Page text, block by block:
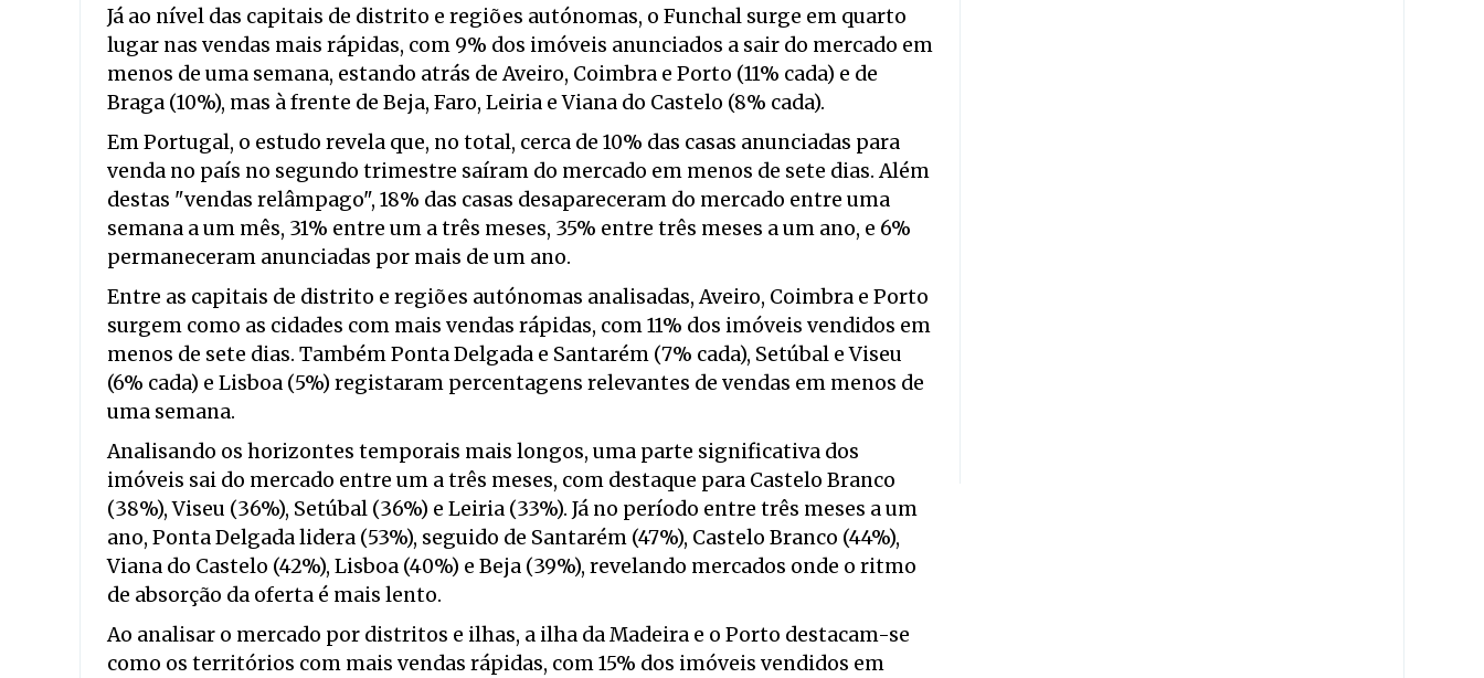
Já ao nível das capitais de distrito e regiões autónomas, o Funchal surge em quarto
lugar nas vendas mais rápidas, com 9% dos imóveis anunciados a sair do mercado em
menos de uma semana, estando atrás de Aveiro, Coimbra e Porto (11% cada) e de
Braga (10%), mas à frente de Beja, Faro, Leiria e Viana do Castelo (8% cada).
Em Portugal, o estudo revela que, no total, cerca de 10% das casas anunciadas para
venda no país no segundo trimestre saíram do mercado em menos de sete dias. Além
destas "vendas relâmpago", 18% das casas desapareceram do mercado entre uma
semana a um mês, 31% entre um a três meses, 35% entre três meses a um ano, e 6%
permaneceram anunciadas por mais de um ano.
Entre as capitais de distrito e regiões autónomas analisadas, Aveiro, Coimbra e Porto
surgem como as cidades com mais vendas rápidas, com 11% dos imóveis vendidos em
menos de sete dias. Também Ponta Delgada e Santarém (7% cada), Setúbal e Viseu
(6% cada) e Lisboa (5%) registaram percentagens relevantes de vendas em menos de
uma semana.
Analisando os horizontes temporais mais longos, uma parte significativa dos
imóveis sai do mercado entre um a três meses, com destaque para Castelo Branco
(38%), Viseu (36%), Setúbal (36%) e Leiria (33%). Já no período entre três meses a um
ano, Ponta Delgada lidera (53%), seguido de Santarém (47%), Castelo Branco (44%),
Viana do Castelo (42%), Lisboa (40%) e Beja (39%), revelando mercados onde o ritmo
de absorção da oferta é mais lento.
Ao analisar o mercado por distritos e ilhas, a ilha da Madeira e o Porto destacam-se
como os territórios com mais vendas rápidas, com 15% dos imóveis vendidos em